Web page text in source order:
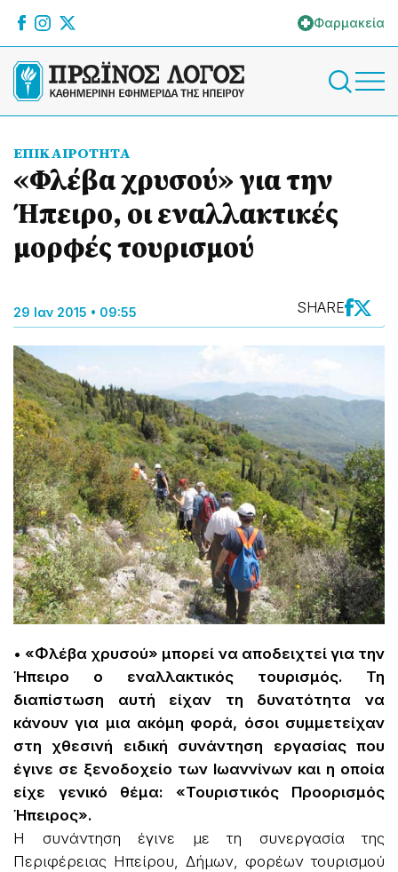
Φαρμακεία
ΕΠΙΚΑΙΡΟΤΗΤΑ
«Φλέβα χρυσού» για την
Ήπειρο, οι εναλλακτικές
μορφές τουρισμού
29 Ιαν 2015 • 09:55 SHARE
• «Φλέβα χρυσού» μπορεί να αποδειχτεί για την
Ήπειρο ο εναλλακτικός τουρισμός. Τη
διαπίστωση αυτή είχαν τη δυνατότητα να
κάνουν για μια ακόμη φορά, όσοι συμμετείχαν
στη χθεσινή ειδική συνάντηση εργασίας που
έγινε σε ξενοδοχείο των Ιωαννίνων και η οποία
είχε γενικό θέμα: «Τουριστικός Προορισμός
Ήπειρος».
Η συνάντηση έγινε με τη συνεργασία της
Περιφέρειας Ηπείρου, Δήμων, φορέων τουρισμού